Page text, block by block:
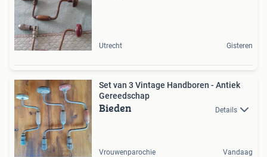
Utrecht Gisteren
Set van 3 Vintage Handboren - Antiek
Gereedschap
Bieden Details
Vrouwenparochie Vandaag